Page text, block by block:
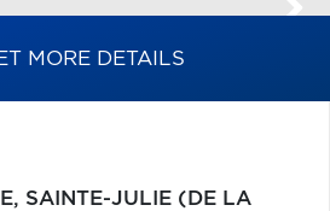
MORE DETAILS
SAINTE-JULIE (DE LA